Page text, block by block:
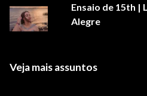
Ensaio de 15th |
Alegre
Veja mais assuntos